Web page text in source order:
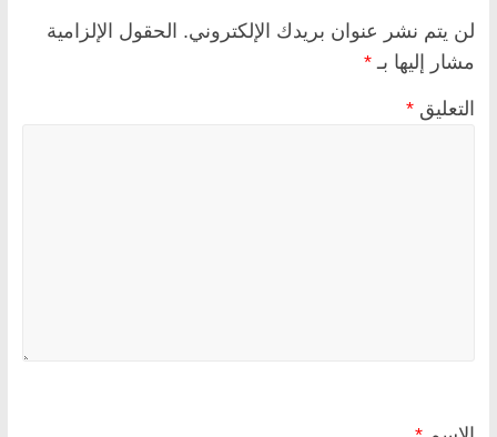
لن يتم نشر عنوان بريدك الإلكتروني. الحقول الإلزامية
مشار إليها بـ *
التعليق *